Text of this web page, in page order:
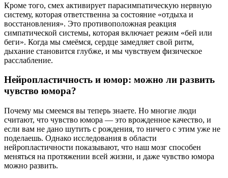
Кроме того, смех активирует парасимпатическую нервную
систему, которая ответственна за состояние «отдыха и
восстановления». Это противоположная реакция
симпатической системы, которая включает режим «бей или
беги». Когда мы смеёмся, сердце замедляет свой ритм,
дыхание становится глубже, и мы чувствуем физическое
расслабление.
Нейропластичность и юмор: можно ли развить
чувство юмора?
Почему мы смеемся вы теперь знаете. Но многие люди
считают, что чувство юмора — это врожденное качество, и
если вам не дано шутить с рождения, то ничего с этим уже не
поделаешь. Однако исследования в области
нейропластичности показывают, что наш мозг способен
меняться на протяжении всей жизни, и даже чувство юмора
можно развить.